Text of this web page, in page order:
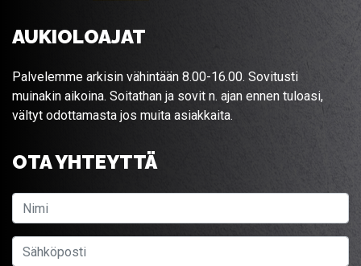
AUKIOLOAJAT
Palvelemme arkisin vähintään 8.00-16.00. Sovitusti
muinakin aikoina. Soitathan ja sovit n. ajan ennen tuloasi,
vältyt odottamasta jos muita asiakkaita.
OTA YHTEYTTÄ